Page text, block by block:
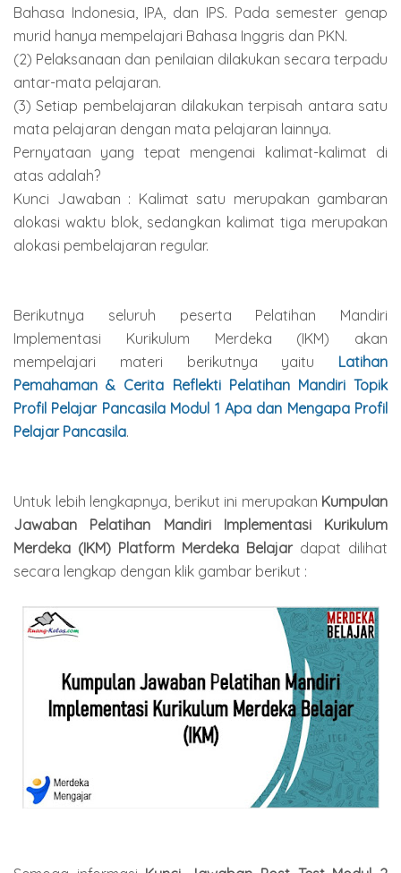
Bahasa Indonesia, IPA, dan IPS. Pada semester genap
murid hanya mempelajari Bahasa Inggris dan PKN.
(2) Pelaksanaan dan penilaian dilakukan secara terpadu
antar-mata pelajaran.
(3) Setiap pembelajaran dilakukan terpisah antara satu
mata pelajaran dengan mata pelajaran lainnya.
Pernyataan yang tepat mengenai kalimat-kalimat di
atas adalah?
Kunci Jawaban : Kalimat satu merupakan gambaran
alokasi waktu blok, sedangkan kalimat tiga merupakan
alokasi pembelajaran regular.
Berikutnya seluruh peserta Pelatihan Mandiri
Implementasi Kurikulum Merdeka (IKM) akan
mempelajari materi berikutnya yaitu Latihan
Pemahaman & Cerita Reflekti Pelatihan Mandiri Topik
Profil Pelajar Pancasila Modul 1 Apa dan Mengapa Profil
Pelajar Pancasila.
Untuk lebih lengkapnya, berikut ini merupakan Kumpulan
Jawaban Pelatihan Mandiri Implementasi Kurikulum
Merdeka (IKM) Platform Merdeka Belajardapat dilihat
secara lengkap dengan klik gambar berikut :